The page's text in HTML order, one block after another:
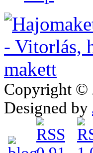
Copyright ©
Designed by